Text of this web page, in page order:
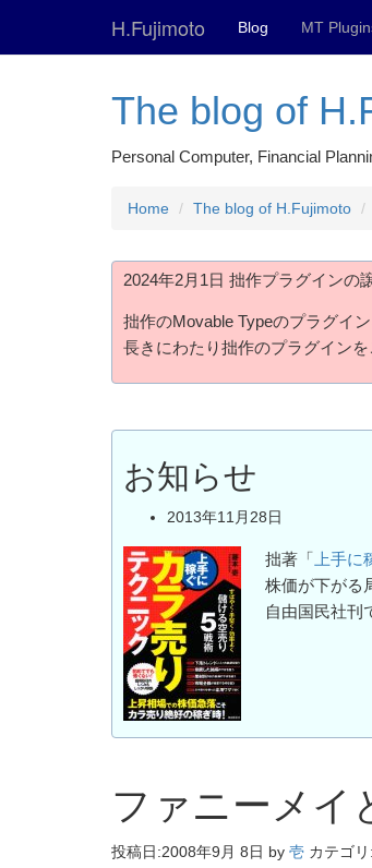
H.Fujimoto Blog MT
The blog of
Personal Computer, Financial
Home The blog of H.Fujimoto
2024年2月1日 拙作プラグインの
拙作のMovable Typeのプラグイン
長きにわたり拙作のプラグイン
お知らせ
2013年11月28日
拙著「 上手
株価が下がる
自由国民社刊
ファニーメイ
投稿日:2008年9月 8日 by 壱 カテゴリ: